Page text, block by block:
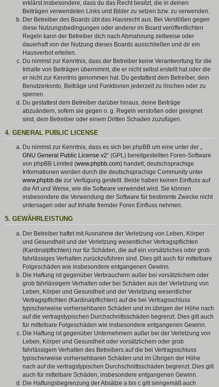
erklärst insbesondere, dass du das Recht besitzt, die in deinen
Beiträgen verwendeten Links und Bilder zu setzen bzw. zu verwenden.
Der Betreiber des Boards übt das Hausrecht aus. Bei Verstößen gegen
diese Nutzungsbedingungen oder anderer im Board veröffentlichten
Regeln kann der Betreiber dich nach Abmahnung zeitweise oder
dauerhaft von der Nutzung dieses Boards ausschließen und dir ein
Hausverbot erteilen.
Du nimmst zur Kenntnis, dass der Betreiber keine Verantwortung für die
Inhalte von Beiträgen übernimmt, die er nicht selbst erstellt hat oder die
er nicht zur Kenntnis genommen hat. Du gestattest dem Betreiber, dein
Benutzerkonto, Beiträge und Funktionen jederzeit zu löschen oder zu
sperren.
Du gestattest dem Betreiber darüber hinaus, deine Beiträge
abzuändern, sofern sie gegen o. g. Regeln verstoßen oder geeignet
sind, dem Betreiber oder einem Dritten Schaden zuzufügen.
4. GENERAL PUBLIC LICENSE
Du nimmst zur Kenntnis, dass es sich bei phpBB um eine unter der „
GNU General Public License v2“ (GPL) bereitgestellten Foren-Software
von phpBB Limited (www.phpbb.com) handelt; deutschsprachige
Informationen werden durch die deutschsprachige Community unter
www.phpbb.de zur Verfügung gestellt. Beide haben keinen Einfluss auf
die Art und Weise, wie die Software verwendet wird. Sie können
insbesondere die Verwendung der Software für bestimmte Zwecke nicht
untersagen oder auf Inhalte fremder Foren Einfluss nehmen.
5. GEWÄHRLEISTUNG
Der Betreiber haftet mit Ausnahme der Verletzung von Leben, Körper
und Gesundheit und der Verletzung wesentlicher Vertragspflichten
(Kardinalpflichten) nur für Schäden, die auf ein vorsätzliches oder grob
fahrlässiges Verhalten zurückzuführen sind. Dies gilt auch für mittelbare
Folgeschäden wie insbesondere entgangenen Gewinn.
Die Haftung ist gegenüber Verbrauchern außer bei vorsätzlichem oder
grob fahrlässigem Verhalten oder bei Schäden aus der Verletzung von
Leben, Körper und Gesundheit und der Verletzung wesentlicher
Vertragspflichten (Kardinalpflichten) auf die bei Vertragsschluss
typischerweise vorhersehbaren Schäden und im übrigen der Höhe nach
auf die vertragstypischen Durchschnittsschäden begrenzt. Dies gilt auch
für mittelbare Folgeschäden wie insbesondere entgangenen Gewinn.
Die Haftung ist gegenüber Unternehmern außer bei der Verletzung von
Leben, Körper und Gesundheit oder vorsätzlichem oder grob
fahrlässigem Verhalten des Betreibers auf die bei Vertragsschluss
typischerweise vorhersehbaren Schäden und im Übrigen der Höhe
nach auf die vertragstypischen Durchschnittsschäden begrenzt. Dies gilt
auch für mittelbare Schäden, insbesondere entgangenen Gewinn.
Die Haftungsbegrenzung der Absätze a bis c gilt sinngemäß auch